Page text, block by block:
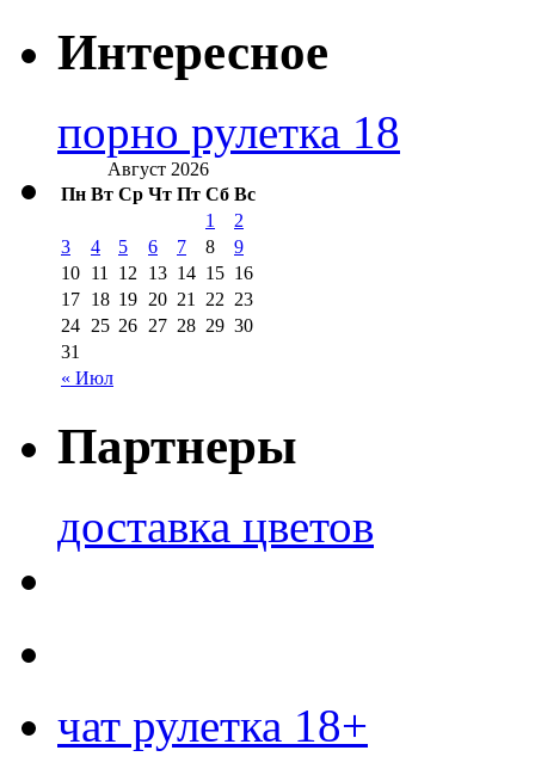
Интересное
порно рулетка 18
Август 2026
Пн Вт Ср Чт Пт Сб Вс
« Июл
1
2
3
4 5 6 7 8
9
10 11 12 13 14 15 16
17 18 19 20 21 22 23
24 25 26 27 28 29 30
31
Партнеры
доставка цветов
чат рулетка 18+